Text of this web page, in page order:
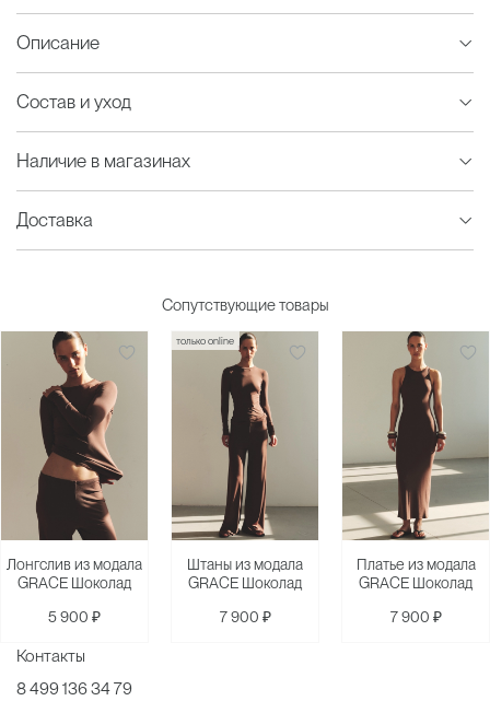
Описание
Состав и уход
Наличие в магазинах
Доставка
Сопутствующие товары
Лонгслив из модала
GRACE Шоколад
5 900 ₽
только online
Штаны из модала
GRACE Шоколад
7 900 ₽
Платье из модала
GRACE Шоколад
7 900 ₽
Контакты
8 499 136 34 79